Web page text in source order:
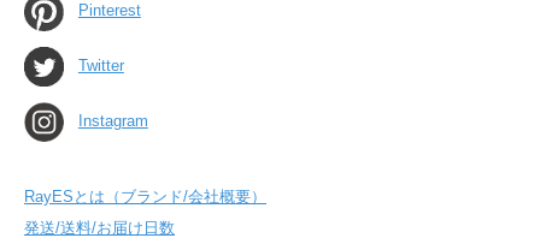
Pinterest
Twitter
Instagram
RayESとは（ブランド/会社概要）
発送/送料/お届け日数